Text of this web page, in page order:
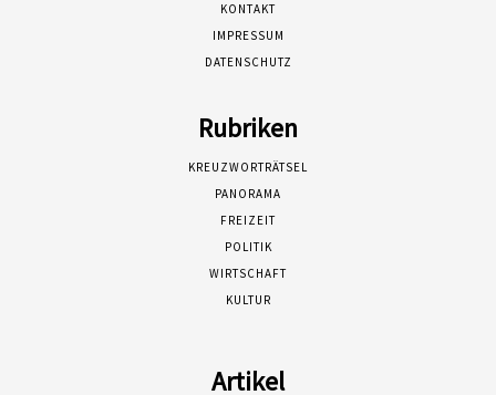
KONTAKT
IMPRESSUM
DATENSCHUTZ
Rubriken
KREUZWORTRÄTSEL
PANORAMA
FREIZEIT
POLITIK
WIRTSCHAFT
KULTUR
Artikel